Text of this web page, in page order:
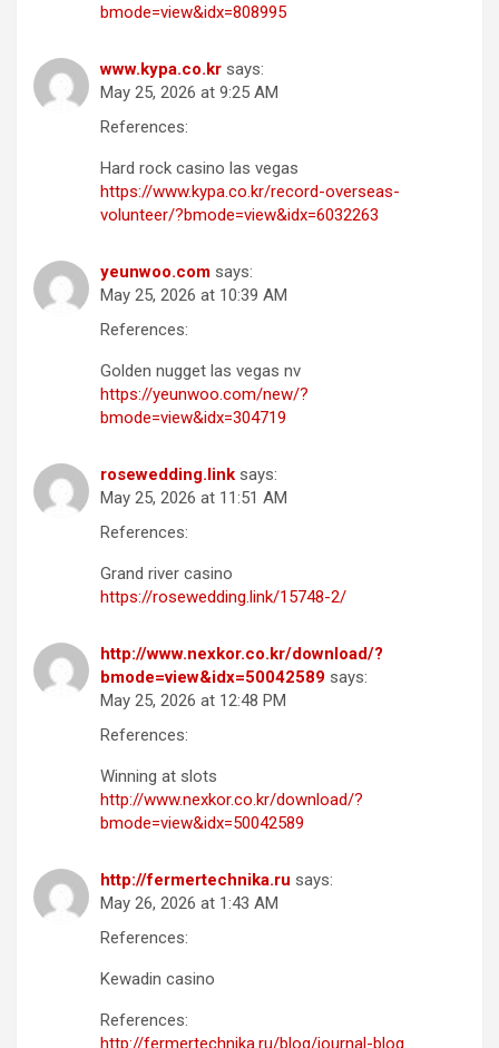
bmode=view&idx=808995
www.kypa.co.kr says:
May 25, 2026 at 9:25 AM
References:
Hard rock casino las vegas
https://www.kypa.co.kr/record-overseas-
volunteer/?bmode=view&idx=6032263
yeunwoo.com says:
May 25, 2026 at 10:39 AM
References:
Golden nugget las vegas nv
https://yeunwoo.com/new/?
bmode=view&idx=304719
rosewedding.link says:
May 25, 2026 at 11:51 AM
References:
Grand river casino
https://rosewedding.link/15748-2/
http://www.nexkor.co.kr/download/?
bmode=view&idx=50042589 says:
May 25, 2026 at 12:48 PM
References:
Winning at slots
http://www.nexkor.co.kr/download/?
bmode=view&idx=50042589
http://fermertechnika.ru says:
May 26, 2026 at 1:43 AM
References:
Kewadin casino
References:
http://fermertechnika.ru/blog/journal-blog